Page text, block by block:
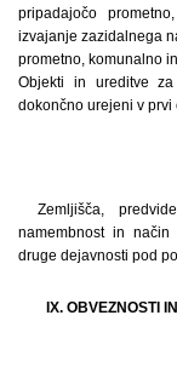
pripadajočo
izvajanje zazidalnega
prometno, komunalno
Objekti in ureditve
dokončno urejeni v prvi
Zemljišča,
namembnost in
druge dejavnosti pod
IX. OBVEZNOSTI